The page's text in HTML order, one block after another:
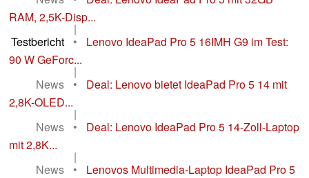
RAM, 2,5K-Disp...
|
Testbericht
•
Lenovo IdeaPad Pro 5 16IMH G9 im Test:
90 W GeForc...
|
News
•
Deal: Lenovo bietet IdeaPad Pro 5 14 mit
2,8K-OLED...
|
News
•
Deal: Lenovo IdeaPad Pro 5 14-Zoll-Laptop
mit 2,8K...
|
News
•
Lenovos Multimedia-Laptop IdeaPad Pro 5